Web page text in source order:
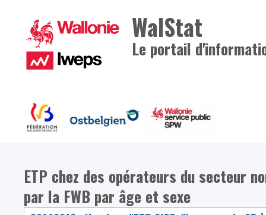
WalStat
Le portail
ETP chez des opérateurs du secteur
par la FWB par âge et sexe